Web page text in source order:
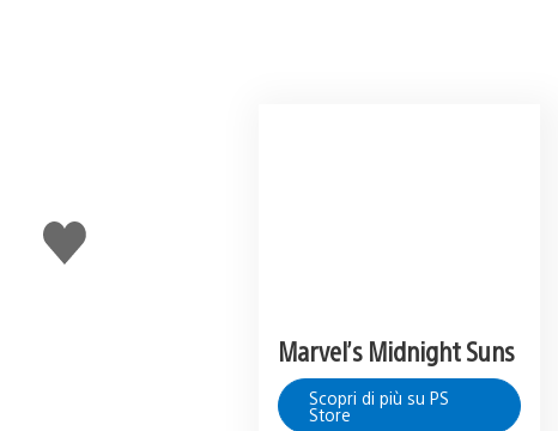
Mi
piace
Marvel’s Midnight Suns
Scopri di più su PS
Store